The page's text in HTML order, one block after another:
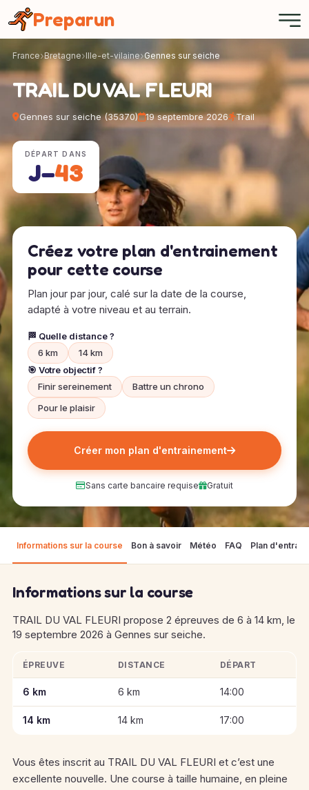
Preparun
France Bretagne Ille-et-vilaine Gennes sur seiche
TRAIL DU VAL FLEURI
Gennes sur seiche (35370) 19 septembre 2026 Trail
DÉPART DANS
J−43
Créez votre plan d'entrainement
pour cette course
Plan jour par jour, calé sur la date de la course,
adapté à votre niveau et au terrain.
🏁 Quelle distance ?
6 km
14 km
🎯 Votre objectif ?
Finir sereinement
Battre un chrono
Pour le plaisir
Créer mon plan d'entrainement
Sans carte bancaire requise Gratuit
Informations sur la course Bon à savoir Météo FAQ Plan
Informations sur la course
TRAIL DU VAL FLEURI propose 2 épreuves de 6 à 14 km, le
19 septembre 2026 à Gennes sur seiche.
Informations clés des épreuves de TRAIL DU VAL FLEURI
ÉPREUVE DISTANCE DÉPART
6 km 6 km 14:00
14 km 14 km 17:00
Vous êtes inscrit au TRAIL DU VAL FLEURI et c’est une
excellente nouvelle. Une course à taille humaine, en pleine
Panneau de gestion des cookies